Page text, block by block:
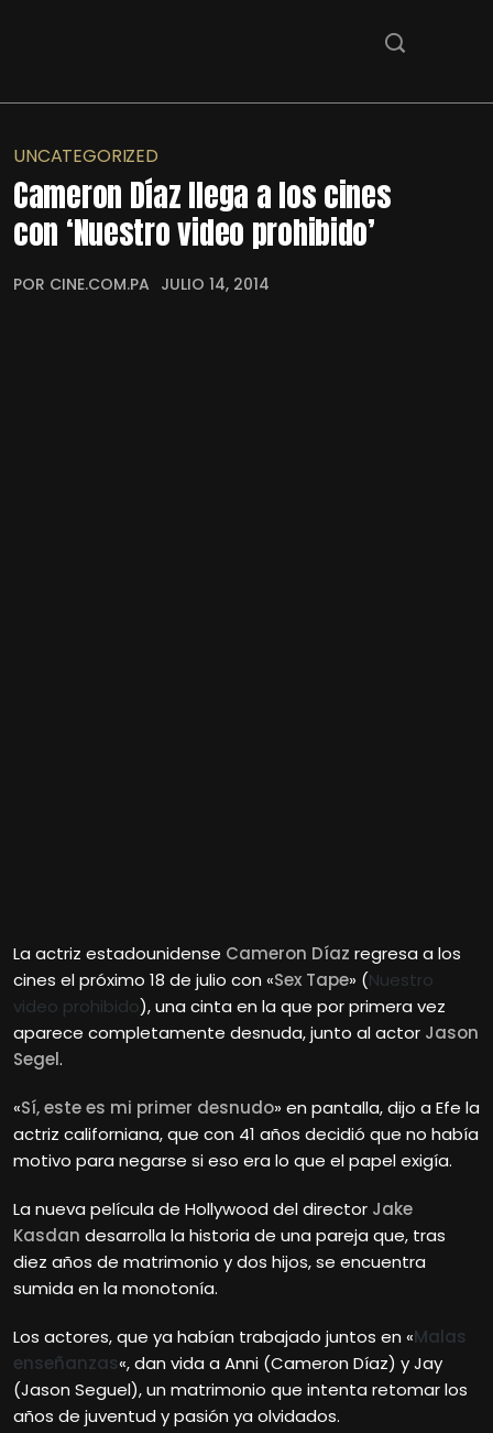
UNCATEGORIZED
Cameron Díaz llega a los cines
con ‘Nuestro video prohibido’
POR CINE.COM.PA JULIO 14, 2014
La actriz estadounidense Cameron Díaz regresa a los
cines el próximo 18 de julio con «Sex Tape» (Nuestro
video prohibido), una cinta en la que por primera vez
aparece completamente desnuda, junto al actor Jason
Segel.
«Sí, este es mi primer desnudo» en pantalla, dijo a Efe la
actriz californiana, que con 41 años decidió que no había
motivo para negarse si eso era lo que el papel exigía.
La nueva película de Hollywood del director Jake
Kasdan desarrolla la historia de una pareja que, tras
diez años de matrimonio y dos hijos, se encuentra
sumida en la monotonía.
Los actores, que ya habían trabajado juntos en «Malas
enseñanzas«, dan vida a Anni (Cameron Díaz) y Jay
(Jason Seguel), un matrimonio que intenta retomar los
años de juventud y pasión ya olvidados.